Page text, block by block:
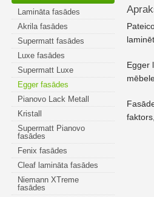
Lamināta fasādes
Akrila fasādes
Supermatt fasādes
Luxe fasādes
Supermatt Luxe
Egger fasādes
Pianovo Lack Metall
Kristall
Supermatt Pianovo
fasādes
Fenix fasādes
Cleaf lamināta fasādes
Niemann XTreme
fasādes
Egger